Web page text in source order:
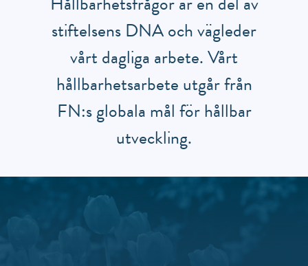
stiftelsens DNA och vägleder
vårt dagliga arbete. Vårt
hållbarhetsarbete utgår från
FN:s globala mål för hållbar
utveckling.